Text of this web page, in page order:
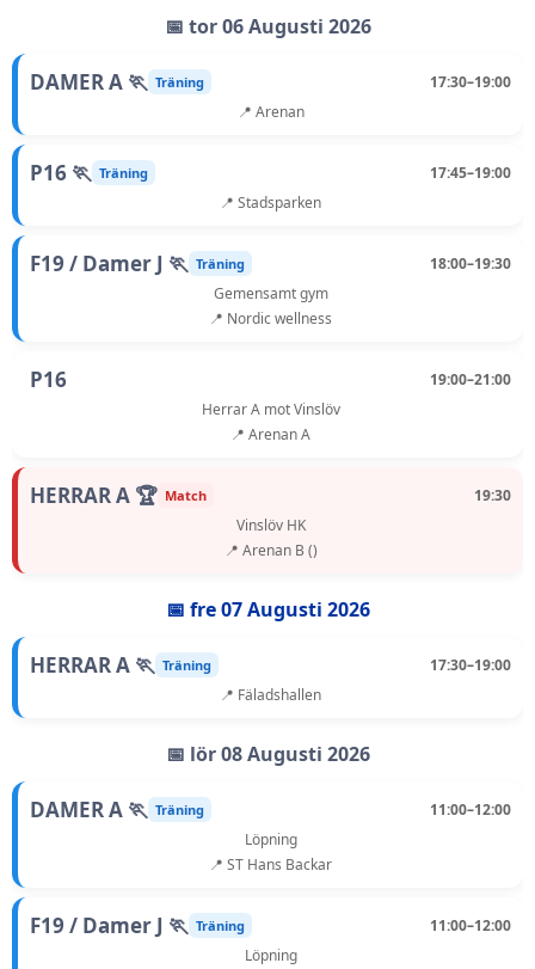
📅 tor 06 Augusti 2026
DAMER A 🏃 Träning
17:30–19:00
📍 Arenan
P16 🏃 Träning
17:45–19:00
📍 Stadsparken
F19 / Damer J 🏃 Träning
18:00–19:30
Gemensamt gym
📍 Nordic wellness
P16
19:00–21:00
Herrar A mot Vinslöv
📍 Arenan A
HERRAR A 🏆 Match
19:30
Vinslöv HK
📍 Arenan B ()
📅 fre 07 Augusti 2026
HERRAR A 🏃 Träning
17:30–19:00
📍 Fäladshallen
📅 lör 08 Augusti 2026
DAMER A 🏃 Träning
11:00–12:00
Löpning
📍 ST Hans Backar
F19 / Damer J 🏃 Träning
11:00–12:00
Löpning